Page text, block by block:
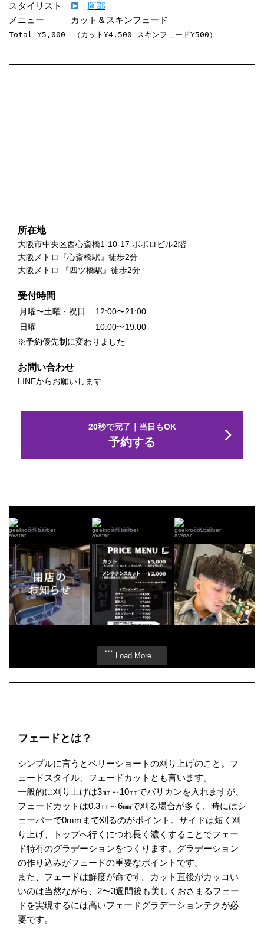
スタイリスト
阿部
Total ¥5,000　（カット¥4,500 スキンフェード¥500）
所在地
大阪市中央区西心斎橋1-10-17 ポポロビル2階
大阪メトロ『心斎橋駅』徒歩2分
大阪メトロ 『四ツ橋駅』徒歩2分
受付時間
月曜〜土曜・祝日
12:00〜21:00
日曜
10:00〜19:00
※予約優先制に変わりました
お問い合わせ
LINEからお願いします
20秒で完了｜当日もOK
予約する
3月 26
@ geekroom.barber
. 3月 26
2月 18
@geekroom.barber
2月 18
2月 18
@geekroom.barber
. 2月 18
Load More…
フェードとは？
シンプルに言うとベリーショートの刈り上げのこと。フ
ェードスタイル、フェードカットとも言います。
一般的に刈り上げは3㎜～10㎜でバリカンを入れますが、
フェードカットは0.3㎜～6㎜で刈る場合が多く、時にはシ
ェーバーで0mmまで刈るのがポイント。サイドは短く刈
り上げ、トップへ行くにつれ長く濃くすることでフェー
ド特有のグラデーションをつくります。グラデーション
の作り込みがフェードの重要なポイントです。
また、フェードは鮮度が命です。カット直後がカッコい
いのは当然ながら、2〜3週間後も美しくおさまるフェー
ドを実現するには高いフェードグラデーションテクが必
要です。